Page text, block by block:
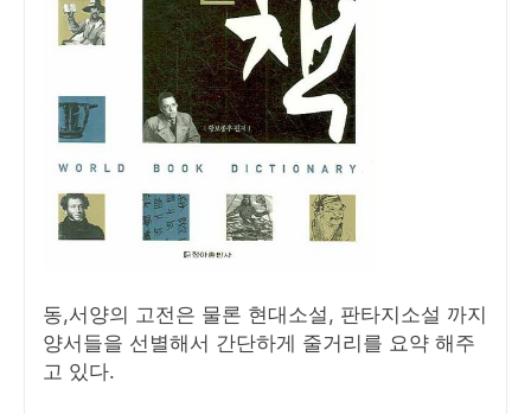
동,서양의 고전은 물론 현대소설, 판타지소설 까지
양서들을 선별해서 간단하게 줄거리를 요약 해주
고 있다.